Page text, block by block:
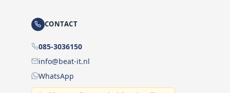
CONTACT
085-3036150
info@beat-it.nl
WhatsApp